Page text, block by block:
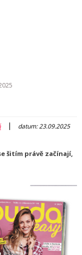
|
datum: 23.09.2025
šitím právě začínají,